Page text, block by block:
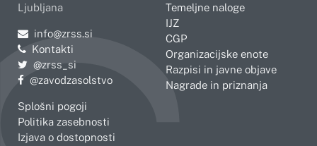
Ljubljana
Pošljite e-mail na
info@zrss.si
Kontakti
Pojdite na Twitter:
@zrss_si
Pojdite na Facebook:
@zavodzasolstvo
Splošni pogoji
Politika zasebnosti
Izjava o dostopnosti
Temeljne naloge
IJZ
CGP
Organizacijske enote
Razpisi in javne objave
Nagrade in priznanja